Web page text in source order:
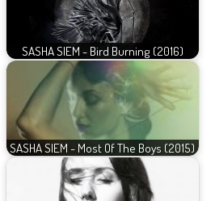
SASHA SIEM - Bird Burning (2016)
SASHA SIEM - Most Of The Boys (2015)